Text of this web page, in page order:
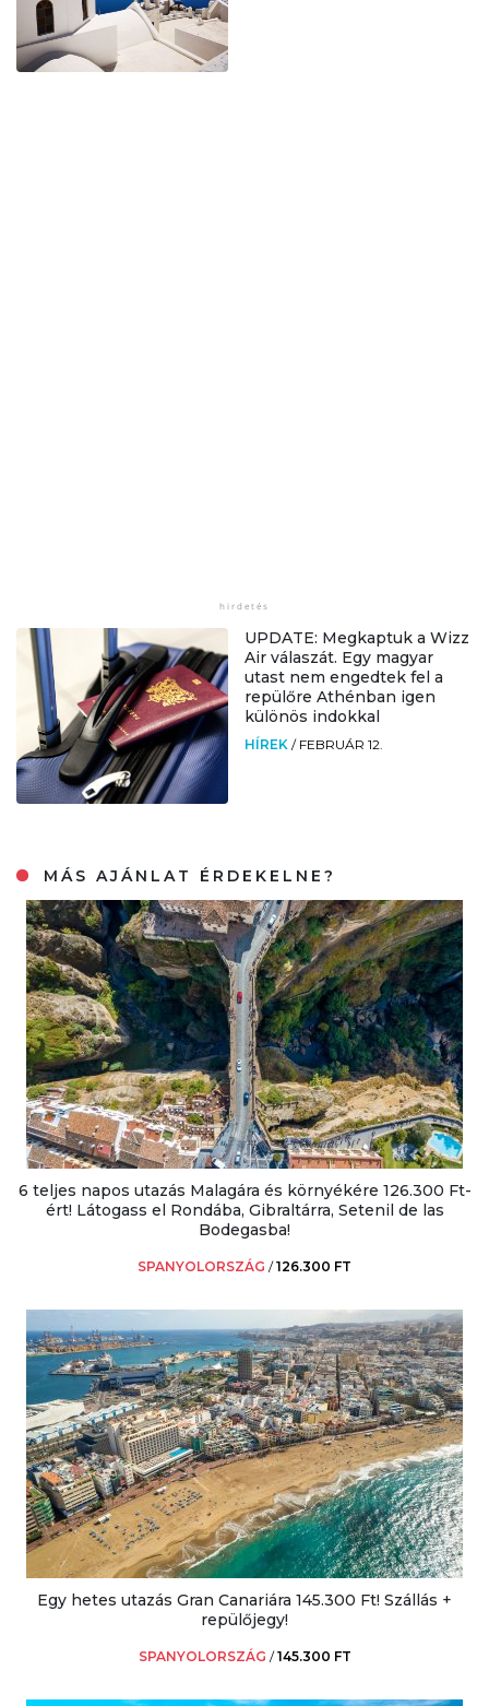
UPDATE: Megkaptuk a Wizz
Air válaszát. Egy magyar
utast nem engedtek fel a
repülőre Athénban igen
különös indokkal
HÍREK / FEBRUÁR 12.
MÁS AJÁNLAT ÉRDEKELNE?
6 teljes napos utazás Malagára és környékére 126.300 Ft-
ért! Látogass el Rondába, Gibraltárra, Setenil de las
Bodegasba!
SPANYOLORSZÁG /126.300 FT
Egy hetes utazás Gran Canariára 145.300 Ft! Szállás +
repülőjegy!
SPANYOLORSZÁG /145.300 FT